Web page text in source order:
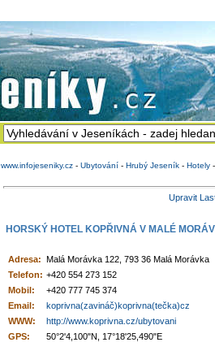
www.infojeseniky.cz - Ubytování - Hrubý Jeseník - Hotely
Upravit
HORSKÝ HOTEL KOPŘIVNÁ V MALÉ
Adresa: Malá Morávka 122, 793 36 Malá Morávka
Telefon: +420 554 273 152
Mobil:
+420 777 745 374
Email:
koprivna(zavináč)koprivna(tečka)cz
WWW:
http://www.koprivna.cz/ubytovani
GPS:
50°2'4,100"N, 17°18'25,490"E